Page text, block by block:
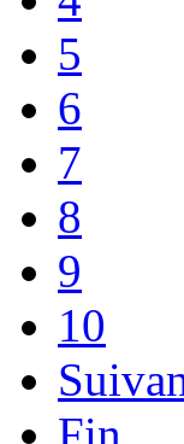
5
6
7
8
9
10